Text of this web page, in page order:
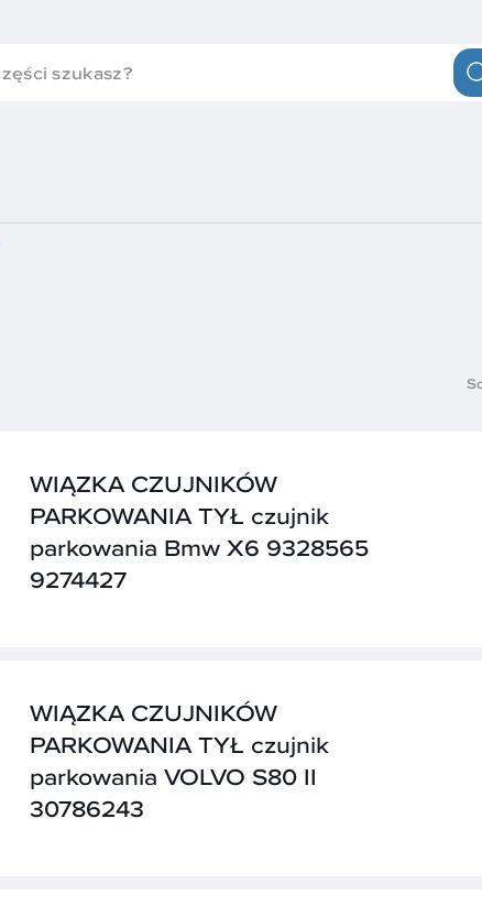
WIĄZKA CZUJNIKÓW
PARKOWANIA TYŁ czujnik
parkowania Bmw X6 9328565
9274427
WIĄZKA CZUJNIKÓW
PARKOWANIA TYŁ czujnik
parkowania VOLVO S80 II
30786243